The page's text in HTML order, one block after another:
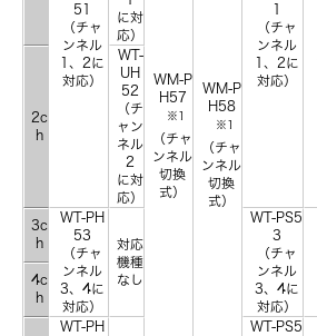
51
（チャ
ンネル
1、2に
対応）
に対
応）
WM-P
H57
※1
（チャ
ンネル
切換
式）
WM-P
H58
※1
（チャ
ンネル
切換
式）
（チャ
ンネル
1、2に
対応）
2c
h
WT-
UH
52
（チ
ャン
ネル
2
に対
応）
3c
h
WT-PH
53
（チャ
ンネル
3、4に
対応）
対応
機種
なし
WT-PS5
3
（チャ
ンネル
3、4に
対応）
4c
h
WT-PH
WT-PS5